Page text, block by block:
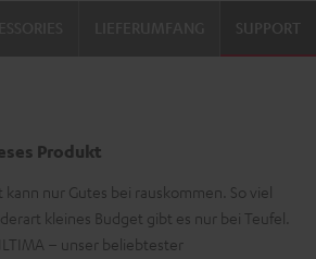
SUPPORT
Produkt
kann nur Gutes bei rauskommen. So viel
kleines Budget gibt es nur bei Teufel.
– unser beliebtester